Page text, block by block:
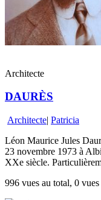
Architecte
DAURÈS
Architecte| Patricia
Léon Maurice Jules
23 novembre 1973 à
XXe siècle.
996 vues au total, 0